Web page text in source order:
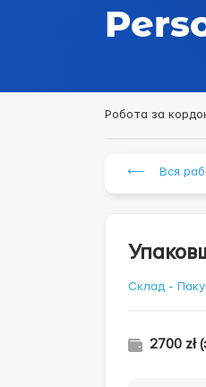
Робота за
⟵ Вся
Склад -
2700 zł